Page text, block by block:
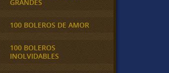
GRANDES
100 BOLEROS DE AMOR
100 BOLEROS
INOLVIDABLES